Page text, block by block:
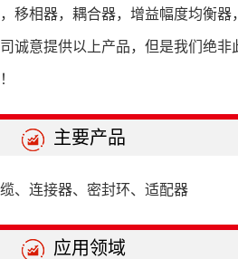
移相器，耦合器，增益幅度均衡器
诚意提供以上产品，但是我们绝
主要产品
、连接器、密封环、适配器
应用领域